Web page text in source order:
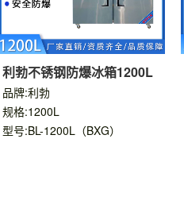
利勃不锈钢防爆冰箱1200L
品牌:利勃
规格:1200L
型号:BL-1200L（BXG）